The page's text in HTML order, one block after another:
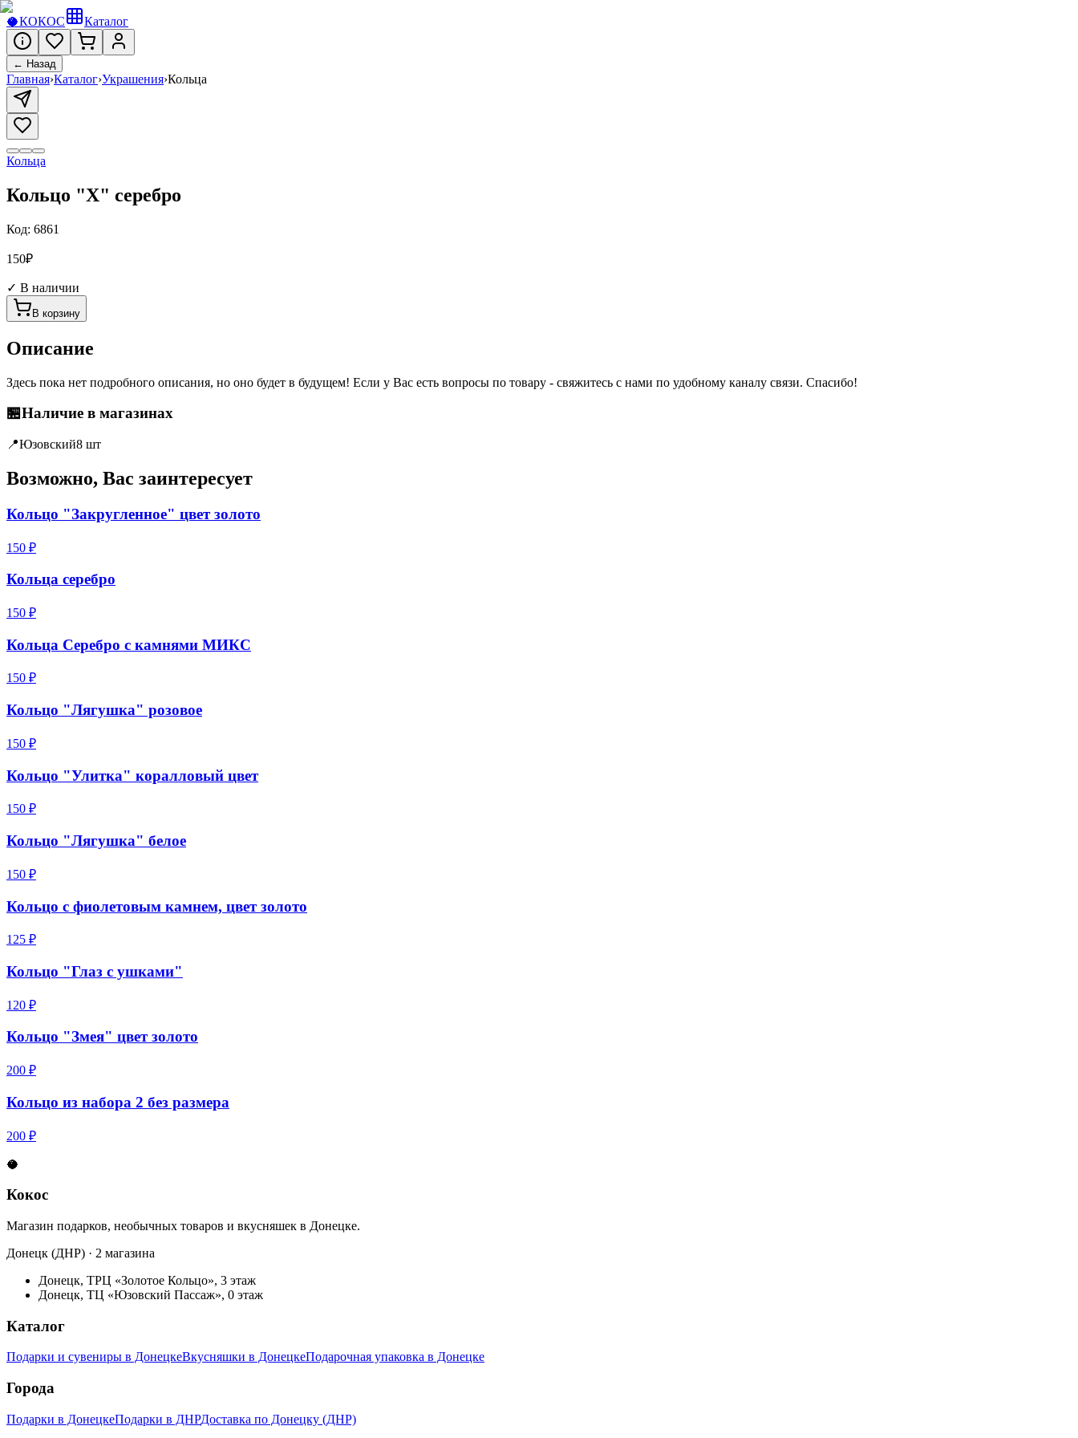
🥥КОКОС Каталог
← Назад
Главная›Каталог›Украшения›Кольца
Кольца
Кольцо "X" серебро
Код: 6861
150₽
✓ В наличии
В корзину
Описание
Здесь пока нет подробного описания, но оно будет в будущем! Если у Вас есть вопросы по товару - свяжитесь с нами по удобному каналу связи. Спасибо!
🏪Наличие в магазинах
📍Юзовский8 шт
Возможно, Вас заинтересует
Кольцо "Закругленное" цвет золото
150 ₽
Кольца серебро
150 ₽
Кольца Серебро с камнями МИКС
150 ₽
Кольцо "Лягушка" розовое
150 ₽
Кольцо "Улитка" коралловый цвет
150 ₽
Кольцо "Лягушка" белое
150 ₽
Кольцо с фиолетовым камнем, цвет золото
125 ₽
Кольцо "Глаз с ушками"
120 ₽
Кольцо "Змея" цвет золото
200 ₽
Кольцо из набора 2 без размера
200 ₽
🥥
Кокос
Магазин подарков, необычных товаров и вкусняшек в Донецке.
Донецк (ДНР) · 2 магазина
Донецк, ТРЦ «Золотое Кольцо», 3 этаж
Донецк, ТЦ «Юзовский Пассаж», 0 этаж
Каталог
Подарки и сувениры в ДонецкеВкусняшки в ДонецкеПодарочная упаковка в Донецке
Города
Подарки в ДонецкеПодарки в ДНРДоставка по Донецку (ДНР)